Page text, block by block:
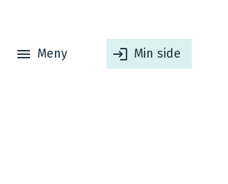
Meny Min side